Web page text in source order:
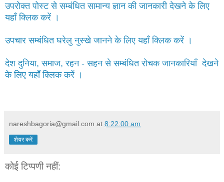
उपरोक्त पोस्ट से सम्बंधित सामान्य ज्ञान की जानकारी देखने के लिए
यहाँ क्लिक करें ।
उपचार सम्बंधित घरेलु नुस्खे जानने के लिए यहाँ क्लिक करें ।
देश दुनिया, समाज, रहन - सहन से सम्बंधित रोचक जानकारियाँ देखने
के लिए यहाँ क्लिक करें ।
nareshbagoria@gmail.com at 8:22:00 am
शेयर करें
कोई टिप्पणी नहीं: